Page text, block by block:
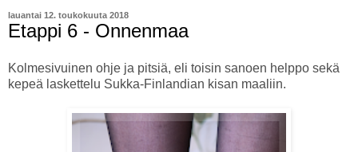
lauantai 12. toukokuuta 2018
Etappi 6 - Onnenmaa
Kolmesivuinen ohje ja pitsiä, eli toisin sanoen helppo sekä
kepeä laskettelu Sukka-Finlandian kisan maaliin.